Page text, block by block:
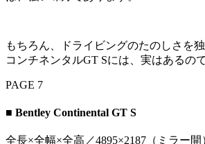
もちろん、ドライビングのたのしさを
コンチネンタルGT Sには、実はあるので
PAGE 7
■ Bentley Continental GT S
全長×全幅×全高／4895×2187（ミラー開